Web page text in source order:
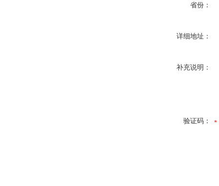
省份：
详细地址：
补充说明：
验证码：